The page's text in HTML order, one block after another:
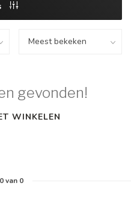
gevonden!
WINKELEN
0van 0